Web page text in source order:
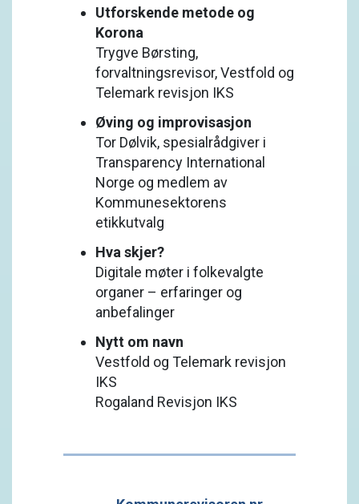
Utforskende metode og
Korona
Trygve Børsting,
forvaltningsrevisor, Vestfold og
Telemark revisjon IKS
Øving og improvisasjon
Tor Dølvik, spesialrådgiver i
Transparency International
Norge og medlem av
Kommunesektorens
etikkutvalg
Hva skjer?
Digitale møter i folkevalgte
organer – erfaringer og
anbefalinger
Nytt om navn
Vestfold og Telemark revisjon
IKS
Rogaland Revisjon IKS